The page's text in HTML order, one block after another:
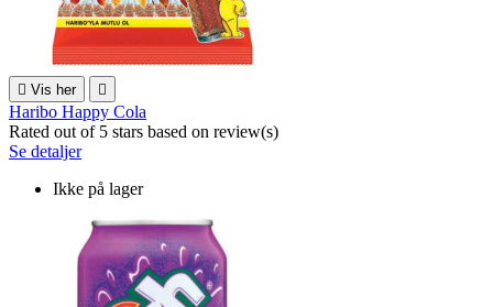
 Vis her 
Haribo Happy Cola
Rated out of 5 stars based on review(s)
Se detaljer
Ikke på lager